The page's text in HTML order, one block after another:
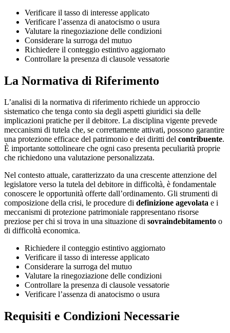
Verificare il tasso di interesse applicato
Verificare l’assenza di anatocismo o usura
Valutare la rinegoziazione delle condizioni
Considerare la surroga del mutuo
Richiedere il conteggio estintivo aggiornato
Controllare la presenza di clausole vessatorie
La Normativa di Riferimento
L’analisi di la normativa di riferimento richiede un approccio
sistematico che tenga conto sia degli aspetti giuridici sia delle
implicazioni pratiche per il debitore. La disciplina vigente prevede
meccanismi di tutela che, se correttamente attivati, possono garantire
una protezione efficace del patrimonio e dei diritti del contribuente.
È importante sottolineare che ogni caso presenta peculiarità proprie
che richiedono una valutazione personalizzata.
Nel contesto attuale, caratterizzato da una crescente attenzione del
legislatore verso la tutela del debitore in difficoltà, è fondamentale
conoscere le opportunità offerte dall’ordinamento. Gli strumenti di
composizione della crisi, le procedure di definizione agevolata e i
meccanismi di protezione patrimoniale rappresentano risorse
preziose per chi si trova in una situazione di sovraindebitamento o
di difficoltà economica.
Richiedere il conteggio estintivo aggiornato
Verificare il tasso di interesse applicato
Considerare la surroga del mutuo
Valutare la rinegoziazione delle condizioni
Controllare la presenza di clausole vessatorie
Verificare l’assenza di anatocismo o usura
Requisiti e Condizioni Necessarie